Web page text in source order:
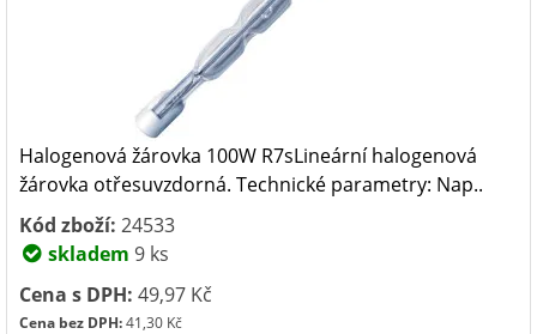
Halogenová žárovka 100W R7sLineární halogenová
žárovka otřesuvzdorná. Technické parametry: Nap..
Kód zboží: 24533
skladem 9 ks
Cena s DPH: 49,97 Kč
Cena bez DPH:41,30 Kč